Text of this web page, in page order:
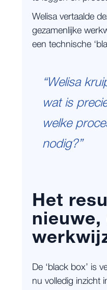
Welisa vertaalde
gezamenlijke
een technische
“Welisa
wat is
welke
nodig?”
Het
De ‘black box’ is
nu volledig inzicht